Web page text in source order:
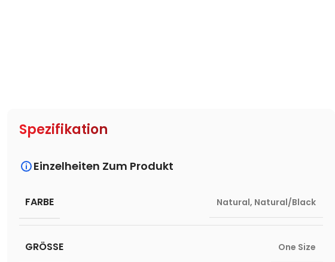
Spezifikation
Einzelheiten Zum Produkt
FARBE Natural, Natural/Black
GRÖSSE One Size